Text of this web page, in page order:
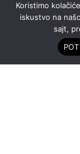
Koristimo
iskustvo na
sajt,